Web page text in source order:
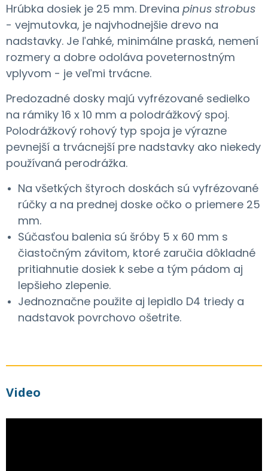
Hrúbka dosiek je 25 mm. Drevina pinus strobus
- vejmutovka, je najvhodnejšie drevo na
nadstavky. Je ľahké, minimálne praská, nemení
rozmery a dobre odoláva poveternostným
vplyvom - je veľmi trvácne.
Predozadné dosky majú vyfrézované sedielko
na rámiky 16 x 10 mm a polodrážkový spoj.
Polodrážkový rohový typ spoja je výrazne
pevnejší a trvácnejší pre nadstavky ako niekedy
používaná perodrážka.
Na všetkých štyroch doskách sú vyfrézované
rúčky a na prednej doske očko o priemere 25
mm.
Súčasťou balenia sú šróby 5 x 60 mm s
čiastočným závitom, ktoré zaručia dôkladné
pritiahnutie dosiek k sebe a tým pádom aj
lepšieho zlepenie.
Jednoznačne použite aj lepidlo D4 triedy a
nadstavok povrchovo ošetrite.
Video